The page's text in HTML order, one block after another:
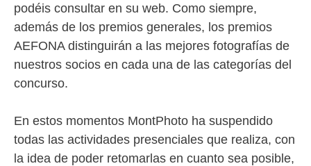
podéis consultar en su web. Como siempre,
además de los premios generales, los premios
AEFONA distinguirán a las mejores fotografías de
nuestros socios en cada una de las categorías del
concurso.
En estos momentos MontPhoto ha suspendido
todas las actividades presenciales que realiza, con
la idea de poder retomarlas en cuanto sea posible,